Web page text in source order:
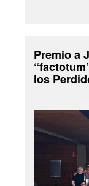
Premio a
los